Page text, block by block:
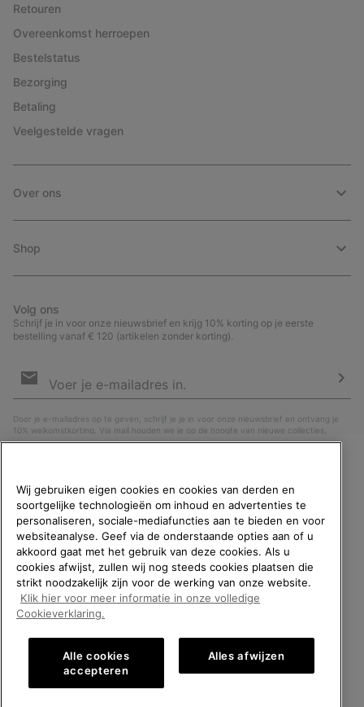
Retouren
Overeenkomst herroepen
Bestelstatus
Bezorging
Betaling
Veelgestelde vragen
Over ons
Shop
Volg ons
Schrijf je in voor onze nieuwsbrief en krijg 10% korting op je eerste
bestelling vanaf € 120 (artikelen zonder korting).
voor
Door je e-mailadres op te geven, schrijf je je in voor onze nieuwsbrief en ontvang je
10% welkomstkorting. Via mail houden we je op de hoogte van nieuwe collecties,
aanbiedingen en evenementen. In onzePrivacyverklaringlees je hoe we je gegevens
België (Nederlands)
2026SOREL. All rights reserved.
Privacybeleid Gebruiksvoorwaarden Verkoopvoorwaarden
Garantie Cookies Impressum
WELKOM BIJ SOREL.
SELECTEER JE
VERZENDLOCATIE.
Online shoppen beschikbaar
United States
Online
Belgium-Français
Online
Wij gebruiken eigen cookies en cookies van derden en
soortgelijke technologieën om inhoud en advertenties te
personaliseren, sociale-mediafuncties aan te bieden en voor
websiteanalyse. Geef via de onderstaande opties aan of u
akkoord gaat met het gebruik van deze cookies. Als u
cookies afwijst, zullen wij nog steeds cookies plaatsen die
strikt noodzakelijk zijn voor de werking van onze website.
Klik hier voor meer informatie in onze volledige
Cookieverklaring.
Alle cookies
accepteren
Alles afwijzen